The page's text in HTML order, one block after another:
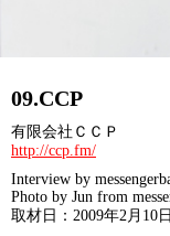
09.CCP
有限会社ＣＣＰ
http://ccp.fm/
Interview by
Photo by Jun from
取材日：2009年2月10日